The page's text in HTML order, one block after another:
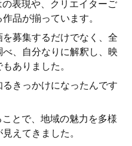
表現や、クリエイターご
品が揃っています。
募集するだけでなく、全
、自分なりに解釈し、映
ありました。
きっかけになったんです
とで、地域の魅力を多様
えてきました。